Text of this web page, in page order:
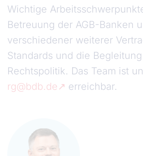
Wichtige
Betreuung der AGB-Banken
verschiedener weiterer
Standards und die
Rechtspolitik. Das Team ist
rg@bdb.de
erreichbar.